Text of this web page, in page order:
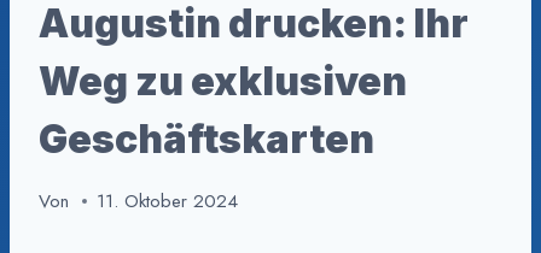
Augustin drucken: Ihr
Weg zu exklusiven
Geschäftskarten
Von 11. Oktober 2024